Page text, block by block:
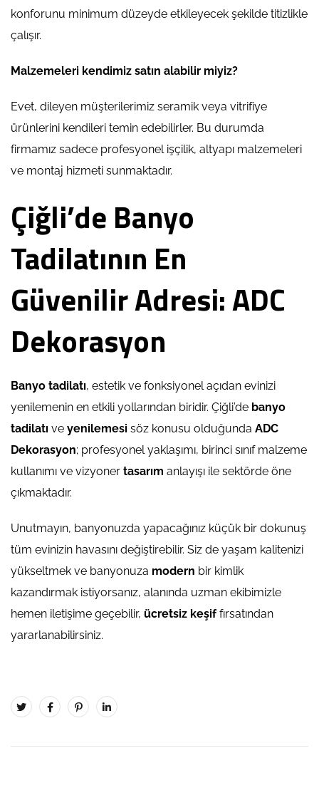
konforunu minimum düzeyde etkileyecek şekilde titizlikle
çalışır.
Malzemeleri kendimiz satın alabilir miyiz?
Evet, dileyen müşterilerimiz seramik veya vitrifiye
ürünlerini kendileri temin edebilirler. Bu durumda
firmamız sadece profesyonel işçilik, altyapı malzemeleri
ve montaj hizmeti sunmaktadır.
Çiğli’de Banyo
Tadilatının En
Güvenilir Adresi: ADC
Dekorasyon
Banyo tadilatı, estetik ve fonksiyonel açıdan evinizi
yenilemenin en etkili yollarından biridir. Çiğli’de banyo
tadilatı ve yenilemesi söz konusu olduğunda ADC
Dekorasyon; profesyonel yaklaşımı, birinci sınıf malzeme
kullanımı ve vizyoner tasarım anlayışı ile sektörde öne
çıkmaktadır.
Unutmayın, banyonuzda yapacağınız küçük bir dokunuş
tüm evinizin havasını değiştirebilir. Siz de yaşam kalitenizi
yükseltmek ve banyonuza modern bir kimlik
kazandırmak istiyorsanız, alanında uzman ekibimizle
hemen iletişime geçebilir, ücretsiz keşiffırsatından
yararlanabilirsiniz.